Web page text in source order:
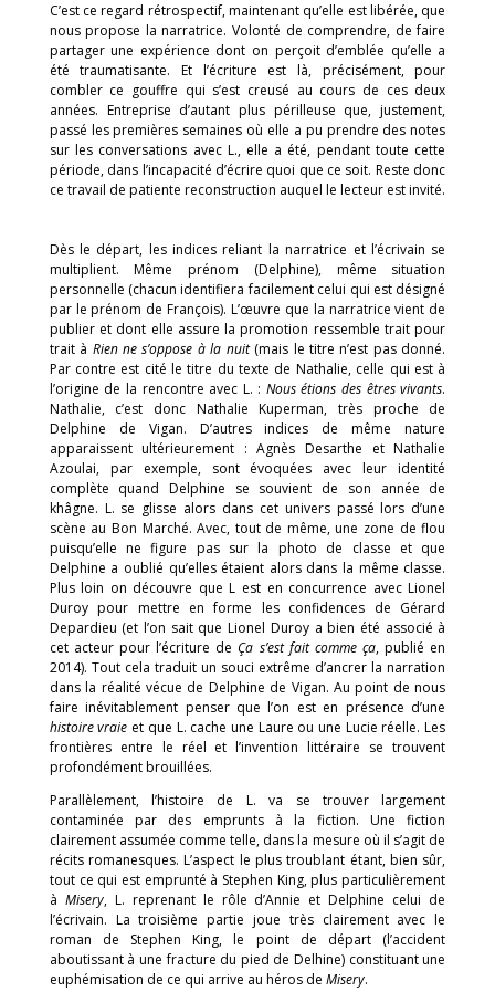
C’est ce regard rétrospectif, maintenant qu’elle est libérée, que
nous propose la narratrice. Volonté de comprendre, de faire
partager une expérience dont on perçoit d’emblée qu’elle a
été traumatisante. Et l’écriture est là, précisément, pour
combler ce gouffre qui s’est creusé au cours de ces deux
années. Entreprise d’autant plus périlleuse que, justement,
passé les premières semaines où elle a pu prendre des notes
sur les conversations avec L., elle a été, pendant toute cette
période, dans l’incapacité d’écrire quoi que ce soit. Reste donc
ce travail de patiente reconstruction auquel le lecteur est invité.
Dès le départ, les indices reliant la narratrice et l’écrivain se
multiplient. Même prénom (Delphine), même situation
personnelle (chacun identifiera facilement celui qui est désigné
par le prénom de François). L’œuvre que la narratrice vient de
publier et dont elle assure la promotion ressemble trait pour
trait à Rien ne s’oppose à la nuit(mais le titre n’est pas donné.
Par contre est cité le titre du texte de Nathalie, celle qui est à
l’origine de la rencontre avec L. : Nous étions des êtres vivants.
Nathalie, c’est donc Nathalie Kuperman, très proche de
Delphine de Vigan. D’autres indices de même nature
apparaissent ultérieurement : Agnès Desarthe et Nathalie
Azoulai, par exemple, sont évoquées avec leur identité
complète quand Delphine se souvient de son année de
khâgne. L. se glisse alors dans cet univers passé lors d’une
scène au Bon Marché. Avec, tout de même, une zone de flou
puisqu’elle ne figure pas sur la photo de classe et que
Delphine a oublié qu’elles étaient alors dans la même classe.
Plus loin on découvre que L est en concurrence avec Lionel
Duroy pour mettre en forme les confidences de Gérard
Depardieu (et l’on sait que Lionel Duroy a bien été associé à
cet acteur pour l’écriture deÇa s’est fait comme ça, publié en
2014). Tout cela traduit un souci extrême d’ancrer la narration
dans la réalité vécue de Delphine de Vigan. Au point de nous
faire inévitablement penser que l’on est en présence d’une
histoire vraie et que L. cache une Laure ou une Lucie réelle. Les
frontières entre le réel et l’invention littéraire se trouvent
profondément brouillées.
Parallèlement, l’histoire de L. va se trouver largement
contaminée par des emprunts à la fiction. Une fiction
clairement assumée comme telle, dans la mesure où il s’agit de
récits romanesques. L’aspect le plus troublant étant, bien sûr,
tout ce qui est emprunté à Stephen King, plus particulièrement
à Misery, L. reprenant le rôle d’Annie et Delphine celui de
l’écrivain. La troisième partie joue très clairement avec le
roman de Stephen King, le point de départ (l’accident
aboutissant à une fracture du pied de Delhine) constituant une
euphémisation de ce qui arrive au héros de Misery.